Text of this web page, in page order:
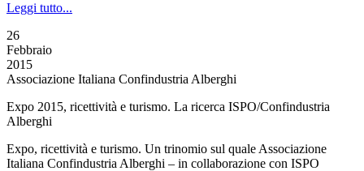
Leggi tutto...
26
Febbraio
2015
Associazione Italiana Confindustria Alberghi
Expo 2015, ricettività e turismo. La ricerca ISPO/Confindustria
Alberghi
Expo, ricettività e turismo. Un trinomio sul quale Associazione
Italiana Confindustria Alberghi – in collaborazione con ISPO